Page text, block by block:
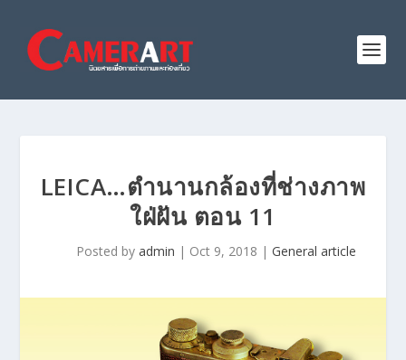
LEICA…ตำนานกล้องที่ช่างภาพ
ใฝ่ฝัน ตอน 11
Posted by admin | Oct 9, 2018 | General article